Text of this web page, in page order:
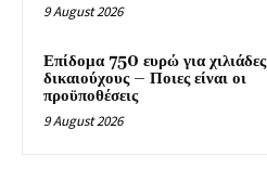
9 August 2026
Επίδομα 750 ευρώ για χιλιάδες
δικαιούχους – Ποιες είναι οι
προϋποθέσεις
9 August 2026